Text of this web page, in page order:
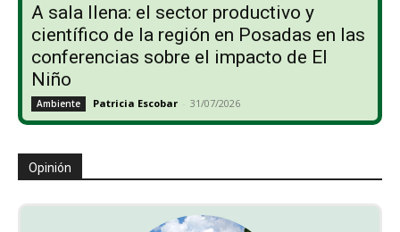
A sala llena: el sector productivo y
científico de la región en Posadas en las
conferencias sobre el impacto de El
Niño
Ambiente Patricia Escobar - 31/07/2026
Opinión